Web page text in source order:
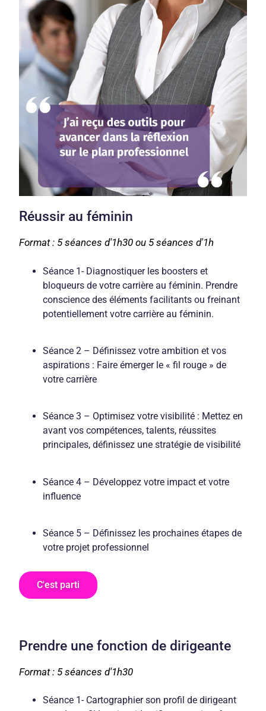
Réussir au féminin
Format : 5 séances d'1h30 ou 5 séances d'1h
Séance 1- Diagnostiquer les boosters et
bloqueurs de votre carrière au féminin. Prendre
conscience des éléments facilitants ou freinant
potentiellement votre carrière au féminin.
Séance 2 – Définissez votre ambition et vos
aspirations : Faire émerger le « fil rouge » de
votre carrière
Séance 3 – Optimisez votre visibilité : Mettez en
avant vos compétences, talents, réussites
principales, définissez une stratégie de visibilité
Séance 4 – Développez votre impact et votre
influence
Séance 5 – Définissez les prochaines étapes de
votre projet professionnel
C'est parti
Prendre une fonction de dirigeante
Format : 5 séances d'1h30
Séance 1- Cartographier son profil de dirigeant